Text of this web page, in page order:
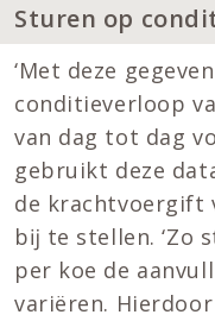
Sturen op
‘Met deze
conditieverloop
van dag tot dag
gebruikt deze
de krachtvoergift
bĳ te stellen. ‘Zo
per koe de
variëren.